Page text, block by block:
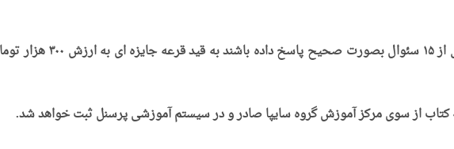
.:: تعداد ۱۰ نفر از شرکت کنندگانی که بیش از ۱۵ سئوال بصورت صحیح پاسخ داده باشند به قید قرعه
کتاب از سوی مرکز آموزش گروه سایپا صادر و در سیستم آموزشی پرسنل ثبت خواهد شد.